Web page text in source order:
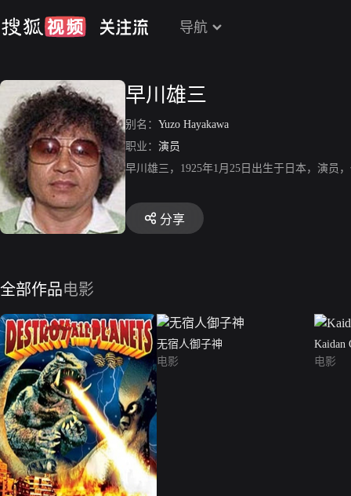
导航
早川雄三
别名： Yuzo Hayakawa
职业： 演员
早川雄三，1925年1月25日出生于日本，演员
分享
全部作品电影
无宿人御子神
电影
Kaidan
电影